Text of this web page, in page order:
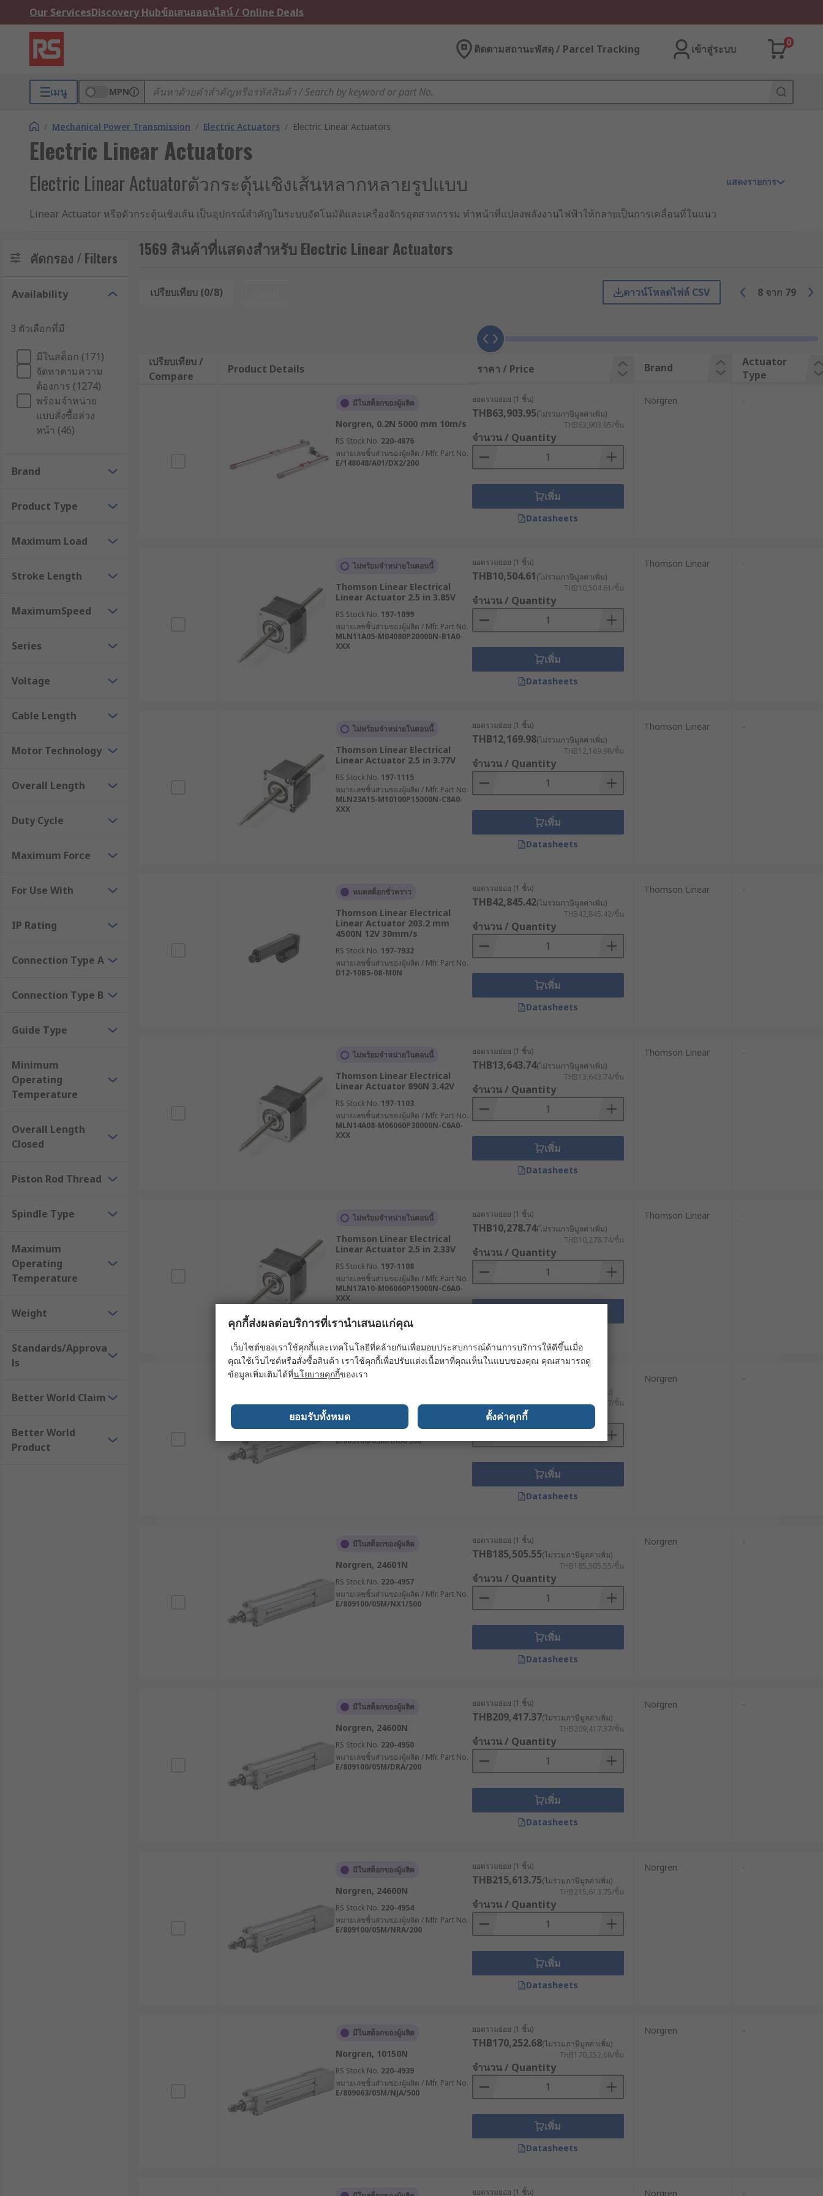
Our ServicesDiscovery Hubข้อเสนอออนไลน์ / Online Deals
ติดตามสถานะพัสดุ / Parcel Tracking เข้าสู่ระบบ
0
เมนู MPN
/ Mechanical Power Transmission / Electric Actuators / Electric Linear Actuators
Electric Linear Actuators
Electric Linear Actuatorตัวกระตุ้นเชิงเส้นหลากหลายรูปแบบ
Linear Actuator หรือตัวกระตุ้นเชิงเส้น เป็นอุปกรณ์สำคัญในระบบอัตโนมัติและเครื่องจักรอุตสาหกรรม ทำหน้าที่แปลงพลังงานไฟฟ้าให้กลายเป็นการเคลื่อนที่ในแนว
หุ่นยนต์ เครื่องจักรอัตโนมัติ อุปกรณ์การแพทย์ และระบบขนส่ง
ติกในหลายงาน อีกทั้งยังดูแลรักษาง่าย ลดการรั่วซึม และรองรับการทำงานร่วมกับระบบควบคุมอัตโนมัติสมัยใหม่ได้อย่างมีประสิทธิภาพ
ตัวกระตุ้นเชิงเส้น (Linear Actuator) คืออะไร ?
ตัวกระตุ้นเชิงเส้น หรือลิเนียร์แอคทูเอเตอร์ คืออุปกรณ์ที่เปลี่ยนพลังงานไฟฟ้าหรือ ให้กลายเป็นการเคลื่อนที่ในแนวเส้นตรง โดยทั่วไป Electric Linear Actuator จะใช้
มอเตอร์ไฟฟ้าร่วมกับกลไกเกลียวหรือระบบส่งกำลัง เพื่อเปลี่ยนการหมุนของมอเตอร์ให้กลายเป็นการเคลื่อนที่เชิงเส้น
การเคลื่อนที่ลักษณะนี้เหมาะสำหรับงานที่ต้องมีการผลัก ดึง ยก ปรับระดับ หรือควบคุมตำแหน่งอย่างแม่นยำ เช่น การเปิด-ปิดอุปกรณ์อัตโนมัติ การควบคุมวาล์ว การ
ขยับชิ้นส่วนเครื่องจักร หรือการเคลื่อนที่ของแขนหุ่นยนต์
ปัจจุบันมีทั้งรุ่นสำหรับงานทั่วไปอย่าง Electric Linear Actuator 12V และรุ่น Industrial Electric Linear Actuator สำหรับงานอุตสาหกรรมหนักที่ต้องรองรับโหลด
หลักการทำงานของ Electric Linear Actuator
Electric Linear Actuator ทำงานโดยใช้มอเตอร์ไฟฟ้าขับชุดเกียร์และแกนเกลียวภายใน เมื่อมอเตอร์หมุน จะเปลี่ยนแรงหมุนให้กลายเป็นการเคลื่อนที่เชิงเส้นของแกน
ระบบภายในมักใช้กลไกเกลียว เช่น เกลียวบอล (Ball Screw), เกลียวหัวทวน (Lead Screw) และ เกลียวลูกกลิ้ง (Roller Screw) ซึ่งแต่ละแบบมีจุดเด่นต่างกันในด้าน
เกลียวบอล (Ball Screw) : มีแรงเสียดทานต่ำและให้ประสิทธิภาพสูง เหมาะสำหรับงานที่ต้องการความแม่นยำในการควบคุมตำแหน่งและการเคลื่อนที่ซ้ำอย่าง
ต่อเนื่อง เช่น เครื่องจักร CNC ระบบหุ่นยนต์ และระบบอัตโนมัติความละเอียดสูง
เกลียวหัวทวน (Lead Screw) : เป็นระบบที่มีโครงสร้างเรียบง่าย ราคาคุ้มค่า และดูแลรักษาง่าย เหมาะสำหรับงานทั่วไปที่ต้องการแรงและความเร็วระดับปาน
กลาง เช่น ระบบเปิด-ปิดอัตโนมัติ หรือเครื่องจักรขนาดเล็ก
เกลียวลูกกลิ้ง (Roller Screw) : ออกแบบมาสำหรับงานที่ต้องรองรับโหลดสูงและการใช้งานต่อเนื่องในอุตสาหกรรมหนัก มีความทนทานสูงและอายุการใช้งาน
และเสริมความปลอดภัยในการทำงาน
ประโยชน์ของElectric Linear Actuator
โครงสร้างกะทัดรัด ติดตั้งง่าย : Electric Linear Actuator มีโครงสร้างที่เรียบง่ายและใช้พื้นที่ติดตั้งไม่มาก จึงสามารถนำไปประยุกต์ใช้งานกับเครื่องจักรและ
ระบบอัตโนมัติได้หลากหลาย โดยไม่ต้องใช้ระบบกลไกซับซ้อนเหมือนระบบไฮดรอลิก
ควบคุมการเคลื่อนที่ได้อย่างแม่นยำสูง : ตัวกระตุ้นเชิงเส้นช่วยให้สามารถควบคุมระยะชัก ความเร็ว และแรงได้อย่างละเอียดแม่นยำ ตัวกระตุ้นเชิงเส้นจึงเหมาะ
สำหรับระบบหุ่นยนต์ สายการประกอบ และงานระบบอัตโนมัติที่ต้องการความละเอียดสูง
ลดความต้องการในการบำรุงรักษา : เมื่อเปรียบเทียบกับระบบไฮดรอลิก Electric Linear Actuators ไม่มีความเสี่ยงจากการรั่วซึมของของเหลว และลดความ
จำเป็นในการบำรุงรักษาตามรอบ ช่วยลดระยะเวลาหยุดทำงานของระบบได้อย่างมีประสิทธิภาพ
ทำงาน
รองรับระบบ Automation และ Smart Factory : ลิเนียร์แอคทูเอเตอร์สามารถทำงานร่วมกับ PLC เซ็นเซอร์ และระบบควบคุมอัตโนมัติได้อย่างมีประสิทธิภาพ
เหมาะสำหรับโรงงานอุตสาหกรรมยุคใหม่ที่ต้องการความแม่นยำและการควบคุมแบบ Real-Time
ประเภทของElectric Linear Actuator
Electric Linear Actuator มีให้เลือกหลายรูปแบบ ซึ่งแต่ละประเภทออกแบบให้เหมาะกับลักษณะงาน โหลด และสภาพแวดล้อมที่แตกต่างกัน การเลือกประเภทที่เหมาะ
สมจะช่วยเพิ่มประสิทธิภาพ ลดการสึกหรอ และยืดอายุการใช้งานของระบบ
1. แอคทูเอเตอร์แบบแท่ง (Rod Style Linear Actuators)
Rod Style Linear Actuator เป็นประเภทที่พบได้บ่อยที่สุด มีแกนชักที่สามารถยืดออกและหดกลับได้ ใช้สำหรับงานดัน ดึง ยก หรือปรับตำแหน่งในเครื่องจักร ระบบ
อัตโนมัติ และงานอุตสาหกรรมทั่วไป รวมถึงงานเปิด-ปิดอุปกรณ์และระบบเคลื่อนย้ายต่าง ๆ
2. แอคทูเอเตอร์แบบไร้แท่ง (Rodless Linear Actuators)
แอคทูเอเตอร์แบบไร้แท่ง ใช้ระบบรางหรือแคร่เคลื่อนที่แทนแกนชักภายนอก โดยตะกร้าหรือแคร่จะเคลื่อนที่ไปตามรางหรือเพลาที่กำหนดไว้ โดยไม่ต้องมีแท่งยืดหด
ออกด้านนอก ทำให้ประหยัดพื้นที่ติดตั้งและรองรับระยะการเคลื่อนที่ที่ยาวขึ้น ระบบขับเคลื่อนสามารถเลือกใช้ได้ทั้งแบบสายพานหรือเกลียว เหมาะสำหรับงานลำเลียง
แอคทูเอเตอร์แบบขับเคลื่อนด้วยเกลียว ใช้กลไกเกลียวต่าง ๆ เพื่อแปลงการหมุนจากมอเตอร์ให้เป็นการเคลื่อนที่เชิงเส้นที่แม่นยำ เช่นเกลียวบอล (Ball Screw) เกลียวหัว
ทวน (Lead Screw) และเกลียวลูกกลิ้ง (Roller Screw) ระบบนี้นิยมนำไปใช้งานอย่างแพร่หลายในงานที่ต้องมีการควบคุมตำแหน่งและการเคลื่อนที่ซ้ำอย่างแม่นยำ
4. แอคทูเอเตอร์แบบขับเคลื่อนด้วยสายพาน (Belt-Driven Linear Actuators)
แอคทูเอเตอร์แบบขับเคลื่อนด้วยสายพาน ใช้สายพานฟันเพื่อลากการหมุนจากมอเตอร์ให้กลายเป็นการเคลื่อนที่เชิงเส้น โดยทั่วไปแล้วจะให้ความเร็วสูงและระยะ
ทางการเคลื่อนที่ยาวกว่าการออกแบบที่ขับเคลื่อนด้วยเกลียว มักใช้งานในระบบที่ต้องมีการเคลื่อนที่ที่ราบรื่นและรวดเร็ว ตอบโจทย์งานในระยะทางยาว และงานที่
ต้องการแรงปานกลาง เช่น ในระบบบรรจุภัณฑ์อัตโนมัติ หรือระบบสายพานลำเลียง
5. สเต็ปเปอร์แอคทูเอเตอร์เชิงเส้น (Stepper Linear Actuator)
Stepper Linear Actuator ใช้มอเตอร์สเต็ปในการควบคุมการเคลื่อนที่ ทำให้สามารถกำหนดตำแหน่งได้อย่างละเอียดและแม่นยำ เหมาะสำหรับอุปกรณ์ทางการ
แพทย์ เครื่องมือวิเคราะห์ และระบบอัตโนมัติที่ต้องการความละเอียดสูง
6. มอเตอร์แกนชัก (Linear Actuator Motor)
มอเตอร์แกนชักเป็น Electric Linear Actuator ที่รวมมอเตอร์และชุดแกนขับไว้ในตัวเดียว เหมาะสำหรับงานเปิด-ปิดอัตโนมัติ งานปรับระดับ และระบบที่ต้องการติดตั้ง
ตัวกระตุ้นเชิงเส้น เป็นส่วนประกอบที่สำคัญในระบบอัตโนมัติและเครื่องจักรในปัจจุบัน ซึ่งทำหน้าที่มอบการเคลื่อนที่เชิงเส้นที่แม่นยำ ผ่านการใช้พลังงานไฟฟ้า และ
ด้วยความสามารถในการแปลงพลังงานไฟฟ้าให้เป็นการเคลื่อนที่กลไกที่ควบคุมได้ อุปกรณ์นี้จึงเป็นส่วนสำคัญในหลายอุตสาหกรรม
การผลิตและระบบอัตโนมัติในโรงงาน : Electric Linear Actuator นิยมใช้ในอุตสาหกรรมการผลิต โดยใช้ใน ระบบอัตโนมัติ
ให้ชิ้นส่วนเคลื่อนที่ได้อย่างแม่นยำตามสายการผลิต อีกทั้งยังช่วยในการทำงานของสายพาน, เครื่องกด, และอุปกรณ์การประกอบ เพื่อเพิ่มประสิทธิภาพและ
อุตสาหกรรมยานยนต์ : ในกระบวนการผลิตยานยนต์ แอคทูเอเตอร์เหล่านี้ใช้ในการปรับแขนหุ่นยนต์และเครื่องมือการประกอบ เพื่อจัดตำแหน่งชิ้นส่วนอย่าง
หุ่นยนต์และระบบอัตโนมัติ : ระบบหุ่นยนต์จำเป็นต้องใช้แอคทูเอเตอร์เชิงเส้นในการเคลื่อนที่ของข้อต่อ กริป และเซ็นเซอร์ ให้เป็นไปอย่างแม่นยำ ซึ่งช่วยให้การ
การออกแบบที่เป็นระเบียบและขนาดกะทัดรัด จึงเหมาะสมกับสภาพแวดล้อมที่ต้องการความสะอาดและเรียบร้อยในอุตสาหกรรมอาหาร ในขณะเดียวกันก็ช่วย
อุตสาหกรรมการเกษตร : ในอุตสาหกรรมเกษตร แอคทูเอเตอร์เชิงเส้นทำหน้าที่ควบคุมการระบายอากาศในโรงเรือน รวมถึงอุปกรณ์ปลูกและเก็บเกี่ยว ช่วย
ให้การเกษตรดำเนินไปได้อย่างราบรื่น อีกทั้งยังรองรับการทำงานแบบอัตโนมัติในงานการเกษตร
อุปกรณ์การแพทย์และห้องปฏิบัติการ : แอคทูเอเตอร์เชิงเส้นใช้ในการปรับเตียงผู้ป่วย และทำให้อุปกรณ์ห้องปฏิบัติการทำงานได้อย่างอัตโนมัติ นอกจากนี้ การ
ทำงานที่ราบรื่นและเงียบสงบ ยังช่วยเพิ่มความสะดวกสบายและความแม่นยำในสภาพแวดล้อมทางการแพทย์
อายุการใช้งาน หากระบบต้องรับโหลดสูงหรือทำงานต่อเนื่อง ควรตรวจสอบค่าแรงดัน แรงผลัก แรงดึง และรอบการทำงานจากข้อมูลสินค้าอย่างละเอียด
ระยะชัก (Stroke Length) : ระยะการยืดและหดของแกนชักควรเหมาะกับช่วงการเคลื่อนที่ที่ต้องการใช้งานจริง หากเลือกสั้นเกินไปอาจไม่สามารถทำงานได้เต็ม
ช่วง แต่หากเลือกยาวเกินความจำเป็น อาจทำให้สิ้นเปลืองพื้นที่และต้นทุนโดยไม่จำเป็น
ความเร็วในการเคลื่อนที่ : บางงานต้องการความเร็วสูง เช่น ระบบคัดแยกหรือระบบลำเลียง ขณะที่บางระบบต้องการเคลื่อนที่ช้าแต่แม่นยำ เช่น อุปกรณ์ปรับ
ตำแหน่งหรือเครื่องมือวิเคราะห์ จึงควรเลือกความเร็วให้สัมพันธ์กับแรงและระยะชักของระบบ
แรงดันไฟฟ้า : Electric Linear Actuator 12V เหมาะสำหรับงานระบบแบตเตอรี่ อุปกรณ์ขนาดเล็ก หรือระบบที่ต้องการแรงดันต่ำ ส่วนระบบ 24V หรือแรงดันสูง
กว่านั้นมักใช้ในงานอุตสาหกรรมที่ต้องการกำลังมากขึ้น สำหรับผู้ที่กำลังมองหา Electric Linear Actuator 12V ที่ราคาเหมาะสม ควรพิจารณาร่วมกับแรงขับ
ระบบควบคุมและ Feedback : บางระบบอาจต้องใช้เซ็นเซอร์หรือตัวตรวจจับตำแหน่ง เพื่อควบคุมการเคลื่อนที่ให้แม่นยำและทำงานร่วมกับระบบ Automation
ได้อย่างมีประสิทธิภาพ โดยเฉพาะงานที่ต้องเคลื่อนที่ซ้ำในตำแหน่งเดิมหรือต้องส่งค่าตำแหน่งกลับไปยังชุดควบคุม
งบประมาณและความคุ้มค่า : ก่อนซื้อ Linear Actuator ควรเปรียบเทียบราคา ควบคู่กับคุณสมบัติที่ต้องใช้งานจริง เพราะตัวกระตุ้นเชิงเส้นอาจมีราคาแตกต่าง
กันตามขนาด แรงที่รองรับ ระบบควบคุม และวัสดุที่ใช้ผลิต หากเป็นรุ่นสำหรับงานหนักหรือใช้งานต่อเนื่อง ควรพิจารณา Industrial Electric Linear Actuator
ร่วมกันทั้งปัจจัยราคา อายุการใช้งานและต้นทุนการบำรุงรักษาในระยะยาว
แสดงรายการ
คัดกรอง / Filters
Availability
3 ตัวเลือกที่มี
มีในสต็อก (171)
จัดหาตามความ
ต้องการ (1274)
พร้อมจำหน่าย
แบบสั่งซื้อล่วง
หน้า (46)
Brand
Product Type
Maximum Load
Stroke Length
MaximumSpeed
Series
Voltage
Cable Length
Motor Technology
Overall Length
Duty Cycle
Maximum Force
For Use With
IP Rating
Connection Type A
Connection Type B
Guide Type
Minimum
Operating
Temperature
Overall Length
Closed
Piston Rod Thread
Spindle Type
Maximum
Operating
Temperature
Weight
Standards/Approva
ls
Better World Claim
Better World
Product
1569 สินค้าที่แสดงสำหรับ Electric Linear Actuators
เปรียบเทียบ (0/8) ดาวน์โหลดไฟล์ CSV 8 จาก 79
เปรียบเทียบ /
Compare
Product Details ราคา / Price Brand
Actuator
Type
มีในสต็อกของผู้ผลิต
Norgren, 0.2N 5000 mm 10m/s
RS Stock No. 220-4876
หมายเลขชิ้นส่วนของผู้ผลิต / Mfr. Part No.
E/148048/A01/DX2/200
ยอดรวมย่อย (1 ชิ้น)
THB63,903.95(ไม่รวมภาษีมูลค่าเพิ่ม)
THB63,903.95/ชิ้น
จำนวน / Quantity
เพิ่ม
Datasheets
Norgren -
ไม่พร้อมจำหน่ายในตอนนี้
Thomson Linear Electrical
Linear Actuator 2.5 in 3.85V
RS Stock No. 197-1099
หมายเลขชิ้นส่วนของผู้ผลิต / Mfr. Part No.
MLN11A05-M04080P20000N-B1A0-
XXX
ยอดรวมย่อย (1 ชิ้น)
THB10,504.61(ไม่รวมภาษีมูลค่าเพิ่ม)
THB10,504.61/ชิ้น
จำนวน / Quantity
เพิ่ม
Datasheets
Thomson Linear -
ไม่พร้อมจำหน่ายในตอนนี้
Thomson Linear Electrical
Linear Actuator 2.5 in 3.77V
RS Stock No. 197-1115
หมายเลขชิ้นส่วนของผู้ผลิต / Mfr. Part No.
MLN23A15-M10100P15000N-C8A0-
XXX
ยอดรวมย่อย (1 ชิ้น)
THB12,169.98(ไม่รวมภาษีมูลค่าเพิ่ม)
THB12,169.98/ชิ้น
จำนวน / Quantity
เพิ่ม
Datasheets
Thomson Linear -
หมดสต็อกชั่วคราว
Thomson Linear Electrical
Linear Actuator 203.2 mm
4500N 12V 30mm/s
RS Stock No. 197-7932
หมายเลขชิ้นส่วนของผู้ผลิต / Mfr. Part No.
D12-10B5-08-M0N
ยอดรวมย่อย (1 ชิ้น)
THB42,845.42(ไม่รวมภาษีมูลค่าเพิ่ม)
THB42,845.42/ชิ้น
จำนวน / Quantity
เพิ่ม
Datasheets
Thomson Linear -
ไม่พร้อมจำหน่ายในตอนนี้
Thomson Linear Electrical
Linear Actuator 890N 3.42V
RS Stock No. 197-1103
หมายเลขชิ้นส่วนของผู้ผลิต / Mfr. Part No.
MLN14A08-M06060P30000N-C6A0-
XXX
ยอดรวมย่อย (1 ชิ้น)
THB13,643.74(ไม่รวมภาษีมูลค่าเพิ่ม)
THB13,643.74/ชิ้น
จำนวน / Quantity
เพิ่ม
Datasheets
Thomson Linear -
ไม่พร้อมจำหน่ายในตอนนี้
Thomson Linear Electrical
Linear Actuator 2.5 in 2.33V
RS Stock No. 197-1108
หมายเลขชิ้นส่วนของผู้ผลิต / Mfr. Part No.
MLN17A10-M06060P15000N-C6A0-
XXX
ยอดรวมย่อย (1 ชิ้น)
THB10,278.74(ไม่รวมภาษีมูลค่าเพิ่ม)
THB10,278.74/ชิ้น
จำนวน / Quantity
Thomson Linear -
มีในสต็อกของผู้ผลิต
Norgren, 24600N
RS Stock No.
หมายเลขชิ้นส่วนของผู้ผลิต / Mfr. Part No.
E/809100/05M/DRA/500
(ไม่รวมภาษีมูลค่าเพิ่ม)
THB223,648.47/ชิ้น
จำนวน / Quantity
เพิ่ม
Datasheets
Norgren -
มีในสต็อกของผู้ผลิต
Norgren, 24601N
RS Stock No. 220-4957
หมายเลขชิ้นส่วนของผู้ผลิต / Mfr. Part No.
E/809100/05M/NX1/500
ยอดรวมย่อย (1 ชิ้น)
THB185,505.55(ไม่รวมภาษีมูลค่าเพิ่ม)
THB185,505.55/ชิ้น
จำนวน / Quantity
เพิ่ม
Datasheets
Norgren -
มีในสต็อกของผู้ผลิต
Norgren, 24600N
RS Stock No. 220-4950
หมายเลขชิ้นส่วนของผู้ผลิต / Mfr. Part No.
E/809100/05M/DRA/200
ยอดรวมย่อย (1 ชิ้น)
THB209,417.37(ไม่รวมภาษีมูลค่าเพิ่ม)
THB209,417.37/ชิ้น
จำนวน / Quantity
เพิ่ม
Datasheets
Norgren -
มีในสต็อกของผู้ผลิต
Norgren, 24600N
RS Stock No. 220-4954
หมายเลขชิ้นส่วนของผู้ผลิต / Mfr. Part No.
E/809100/05M/NRA/200
ยอดรวมย่อย (1 ชิ้น)
THB215,613.75(ไม่รวมภาษีมูลค่าเพิ่ม)
THB215,613.75/ชิ้น
จำนวน / Quantity
เพิ่ม
Datasheets
Norgren -
มีในสต็อกของผู้ผลิต
Norgren, 10150N
RS Stock No. 220-4939
หมายเลขชิ้นส่วนของผู้ผลิต / Mfr. Part No.
E/809063/05M/NJA/500
ยอดรวมย่อย (1 ชิ้น)
THB170,252.68(ไม่รวมภาษีมูลค่าเพิ่ม)
THB170,252.68/ชิ้น
จำนวน / Quantity
เพิ่ม
Datasheets
Norgren -
ยอดรวมย่อย (1 ชิ้น) Norgren -
คุกกี้ส่งผลต่อบริการที่เรานำเสนอแก่คุณ
เว็บไซต์ของเราใช้คุกกี้และเทคโนโลยีที่คล้ายกันเพื่อมอบประสบการณ์ด้านการบริการให้ดีขึ้นเมื่อ
คุณใช้เว็บไซต์หรือสั่งซื้อสินค้า เราใช้คุกกี้เพื่อปรับแต่งเนื้อหาที่คุณเห็นในแบบของคุณ คุณสามารถดู
ข้อมูลเพิ่มเติมได้ที่นโยบายคุกกี้ของเรา
ยอมรับทั้งหมด ตั้งค่าคุกกี้